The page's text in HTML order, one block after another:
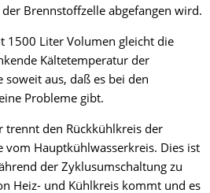
Brennstoffzelle abgefangen wird.
1500 Liter Volumen gleicht die
Kältetemperatur der
aus, daß es bei den
Probleme gibt.
trennt den Rückkühlkreis der
vom Hauptkühlwasserkreis. Dies ist
der Zyklusumschaltung zu
Heiz- und Kühlkreis kommt und es